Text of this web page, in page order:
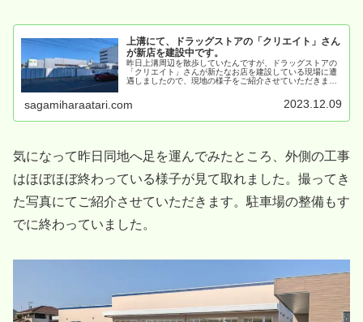
上溝にて、ドラッグストアの「クリエイト」さん
が新店を建設中です。
昨日上溝周辺を散歩していたんですが、ドラッグストアの
「クリエイト」さんが新たなお店を建設している現場に遭
遇しましたので、現地の様子をご紹介させていただきま
sagamiharaatari.com 2023.12.09
気になって昨日同地へ足を運んでみたところ、外側の工事
はほぼほぼ終わっている様子が見て取れました。撮ってき
た写真にてご紹介させていただきます。駐車場の整備もす
でに終わっていました。